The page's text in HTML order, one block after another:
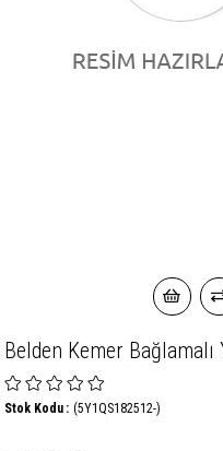
Belden Kemer Bağlamalı
(5Y1QS182512-)
Stok Kodu